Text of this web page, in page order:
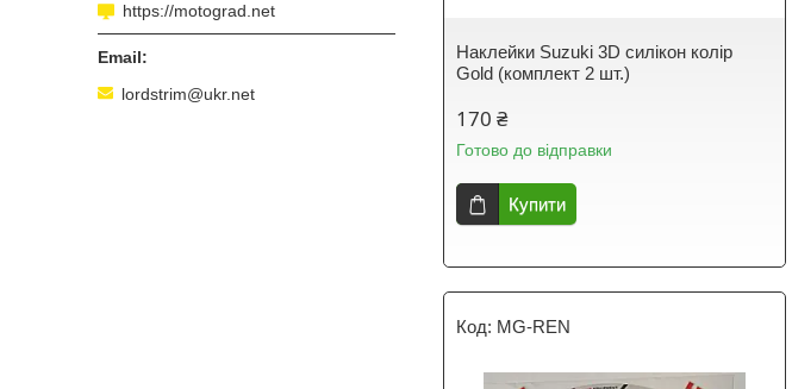
Наклейки Suzuki 3D силікон колір
Gold (комплект 2 шт.)
170 ₴
Готово до відправки
Купити
MG-REN
https://motograd.net
lordstrim@ukr.net